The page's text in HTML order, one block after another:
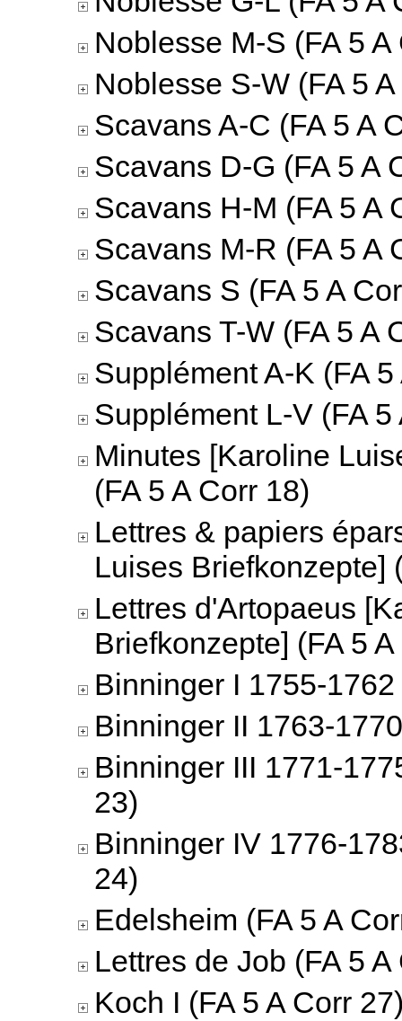
Noblesse M-S (FA 5 A
Noblesse S-W (FA 5
Scavans A-C (FA 5 A
Scavans D-G (FA 5 A
Scavans H-M (FA 5 A
Scavans M-R (FA 5 A
Scavans S (FA 5 A
Scavans T-W (FA 5 A
Supplément A-K (FA
Supplément L-V (FA 5
Minutes [Karoline
(FA 5 A Corr 18)
Lettres & papiers
Luises Briefkonzepte]
Lettres d'Artopaeus
Briefkonzepte] (FA 5
Binninger I 1755-
Binninger II 1763-
Binninger III 1771-
23)
Binninger IV 1776-
24)
Edelsheim (FA 5 A
Lettres de Job (FA 5 A
Koch I (FA 5 A Corr